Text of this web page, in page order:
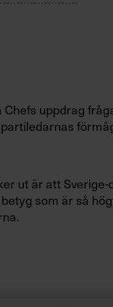
Chefs uppdrag
ut är att
som är så